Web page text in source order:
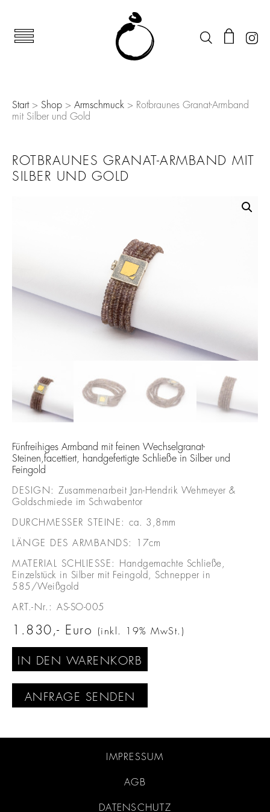
Start> Shop > Armschmuck > Rotbraunes Granat-Armband
mit Silber und Gold
ROTBRAUNES GRANAT-ARMBAND MIT
SILBER UND GOLD
Fünfreihiges Armband mit feinen Wechselgranat-
Steinen,facettiert, handgefertigte Schließe in Silber und
Feingold
DESIGN: Zusammenarbeit Jan-Hendrik Wehmeyer &
Goldschmiede im Schwabentor
DURCHMESSER STEINE: ca. 3,8mm
LÄNGE DES ARMBANDS: 17cm
MATERIAL SCHLIESSE:
Handgemachte Schließe,
Einzelstück in Silber mit Feingold, Schnepper in
585/Weißgold
ART.-Nr.: AS-SO-005
1.830 Euro (inkl. 19% MwSt.)
IN DEN WARENKORB
ANFRAGE SENDEN
IMPRESSUM
AGB
DATENSCHUTZ